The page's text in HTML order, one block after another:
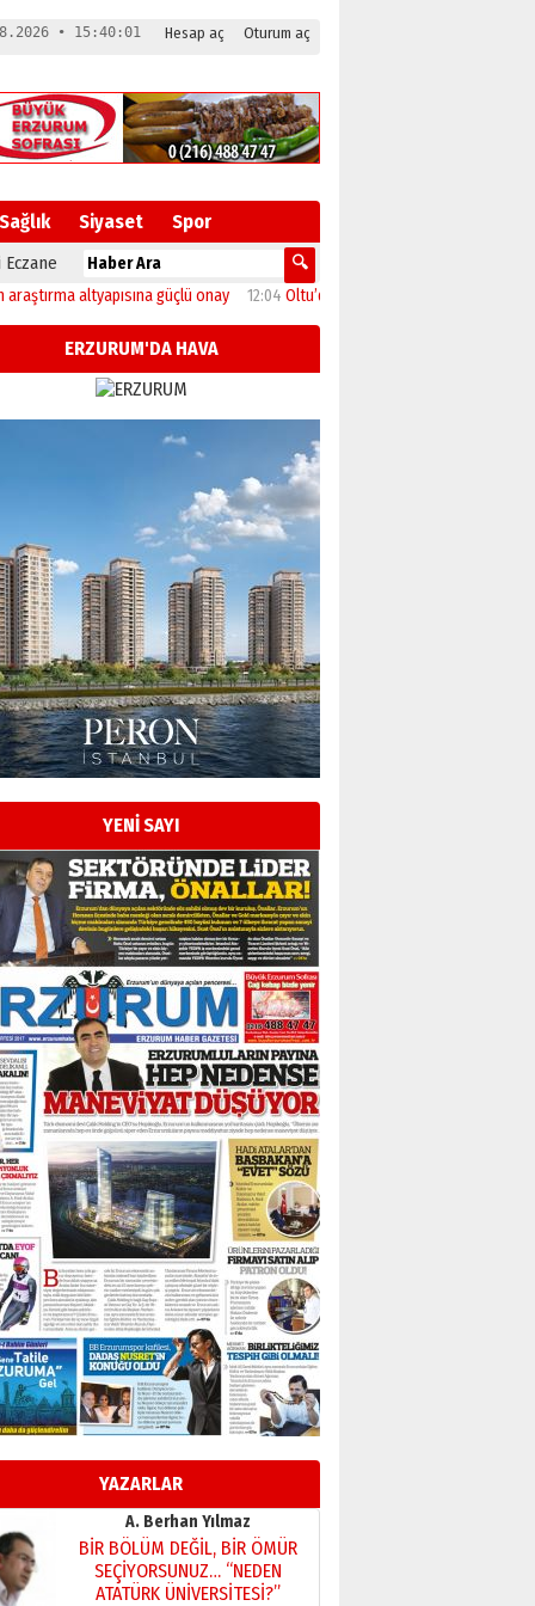
Hesap aç Oturum aç
• 15:40:01
Sağlık Siyaset Spor
altyapısına güçlü onay 12:04 Oltu’da festival coşkusu konserle zirveye
ERZURUM'DA HAVA
YENİ SAYI
YAZARLAR
Esat BİNDESEN
Başkan Sekmen’den Erzurum’a
bir vizyon proje daha!
02 Ağustos 2026 Pazar
Kadir SABUNCUOĞLU
Erzurumspor’un köşe taşları
29 Haziran 2026 Pazartesi
Kenan GÜLERCİ
Murat Şahsuvaroğlu ERKON’da
çıtayı yukarı taşırken,
yönetimdekiler aşağı
çekmemeli!
17 Şubat 2026 SalıOrhan BOZKURT
Bir fotoğraf, bir şehir, bir
gazeteci… Dizginler kimin
elinde?
31 Mart 2026 Salı
A. Berhan Yılmaz
BİR BÖLÜM DEĞİL, BİR ÖMÜR
SEÇİYORSUNUZ… “NEDEN
ATATÜRK ÜNİVERSİTESİ?”
28 Temmuz 2026 Salı
Ahmet Gökhan YAZICI
Ahmed Yesevi’den bir
Alperen… ”Reisimiz” idi…
Hakka yürüdü.!
26 Mart 2026 Perşembe
Cem Bakırcı
Ardında bıraktığı hatıralarıyla
gönül adamı Faruk Terzioğlu!
13 Mayıs 2026 Çarşamba
Esat BİNDESEN
Başkan Sekmen’den Erzurum’a
bir vizyon proje daha!
02 Ağustos 2026 Pazar
Kadir SABUNCUOĞLU
Erzurumspor’un köşe taşları
29 Haziran 2026 Pazartesi